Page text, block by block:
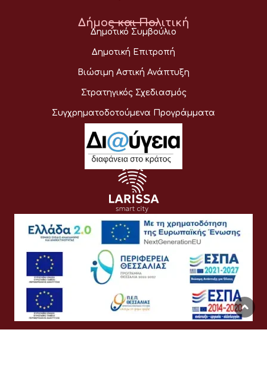
Δήμος και Πολιτική
Δημοτικό Συμβούλιο
Δημοτική Επιτροπή
Βιώσιμη Αστική Ανάπτυξη
Στρατηγικός Σχεδιασμός
Συγχρηματοδοτούμενα Προγράμματα